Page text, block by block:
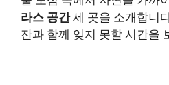
라스 공간세 곳을 소개합니
잔과 함께 잊지 못할 시간을